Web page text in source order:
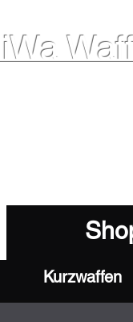
Kurzwaffen